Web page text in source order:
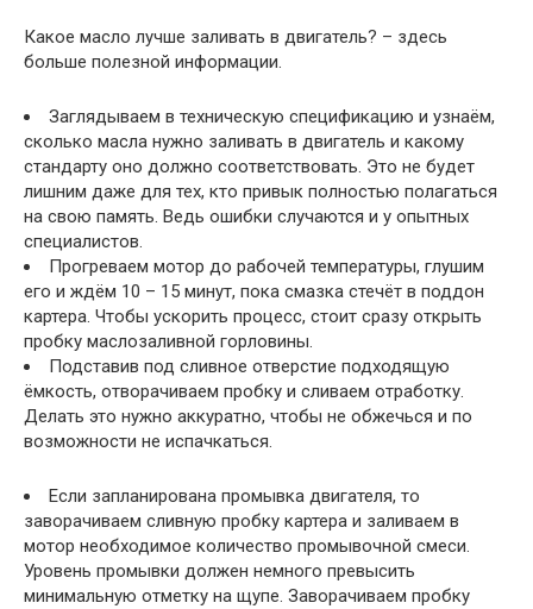
Какое масло лучше заливать в двигатель? – здесь
больше полезной информации.
Заглядываем в техническую спецификацию и узнаём,
сколько масла нужно заливать в двигатель и какому
стандарту оно должно соответствовать. Это не будет
лишним даже для тех, кто привык полностью полагаться
на свою память. Ведь ошибки случаются и у опытных
специалистов.
Прогреваем мотор до рабочей температуры, глушим
его и ждём 10 – 15 минут, пока смазка стечёт в поддон
картера. Чтобы ускорить процесс, стоит сразу открыть
пробку маслозаливной горловины.
Подставив под сливное отверстие подходящую
ёмкость, отворачиваем пробку и сливаем отработку.
Делать это нужно аккуратно, чтобы не обжечься и по
возможности не испачкаться.
Если запланирована промывка двигателя, то
заворачиваем сливную пробку картера и заливаем в
мотор необходимое количество промывочной смеси.
Уровень промывки должен немного превысить
минимальную отметку на щупе. Заворачиваем пробку